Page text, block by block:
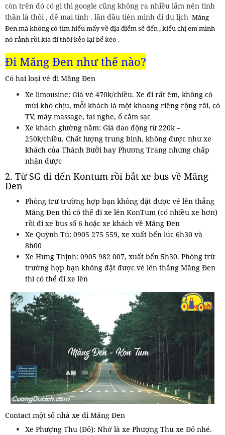
còn trên đó có gì thì google cũng không ra nhiều lắm nên tinh
thần là thôi , để mai tính . lần đầu tiên mình đi du lịch Măng
Đenmà không có tìm hiểu mấy về địa điểm sẽ đến , kiểu chị em mình
nó rảnh rồi kìa đi thôi kẻo lại bể kèo .
Đi Măng Đen như thế nào?
Có hai loại vé đi Măng Đen
Xe limousine: Giá vé 470k/chiều. Xe đi rất êm, không có
mùi khó chịu, mỗi khách là một khoang riêng rộng rãi, có
TV, máy massage, tai nghe, ổ cắm sạc
Xe khách giường nằm: Giá dao động từ 220k –
250k/chiều. Chất lượng trung bình, không được như xe
khách của Thành Bưởi hay Phương Trang nhưng chấp
nhận được
2. Từ SG đi đến Kontum rồi bắt xe bus về Măng
Đen
Phòng trừ trường hợp bạn không đặt được vé lên thẳng
Măng Đen thì có thể đi xe lên KonTum (có nhiều xe hơn)
rồi đi xe bus số 6 hoặc xe khách về Măng Đen
Xe Quỳnh Tú: 0905 275 559, xe xuất bến lúc 6h30 và
8h00
Xe Hưng Thịnh: 0905 982 007, xuất bến 5h30. Phòng trừ
trường hợp bạn không đặt được vé lên thẳng Măng Đen
thì có thể đi xe lên
Contact một số nhà xe đi Măng Đen
Xe Phượng Thu (Đỏ): Nhớ là xe Phượng Thu xe Đỏ nhé.